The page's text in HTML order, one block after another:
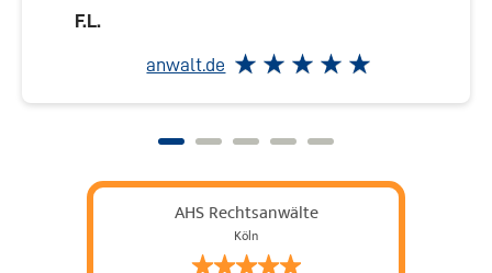
F.L.
anwalt.de
AHS Rechtsanwälte
Köln